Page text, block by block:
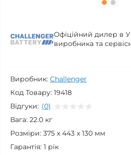
Офіційний дилер в
виробника та
Виробник: Challenger
Код Товару: 19418
Відгуки: (0)
Вага: 22.0 кг
Розміри: 375 x 443 x 130 мм
Гарантія: 1 рік